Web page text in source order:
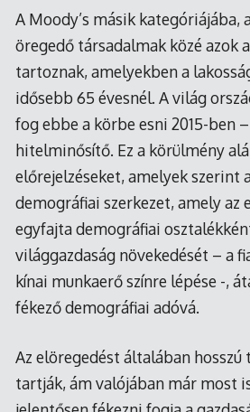
A Moody’s másik kategóriájába,
öregedő társadalmak közé azok
tartoznak, amelyekben a
idősebb 65 évesnél. A világ
fog ebbe a körbe esni 2015-ben
hitelminősítő. Ez a körülmény
előrejelzéseket, amelyek szerint
demográfiai szerkezet, amely az
egyfajta demográfiai
világgazdaság növekedését – a
kínai munkaerő színre lépése -,
fékező demográfiai adóvá.
Az elöregedést általában
tartják, ám valójában már most